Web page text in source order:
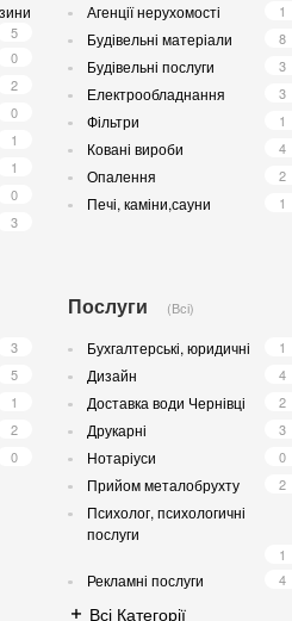
5
0
2
0
1
1
0
3
Агенції нерухомості 1
Будівельні матеріали 8
Будівельні послуги 3
Електрообладнання 3
Фільтри 1
Ковані вироби 4
Опалення 2
Печі, каміни,сауни 1
3
5
1
2
0
Послуги (Всі)
Бухгалтерські, юридичні 1
Дизайн 4
Доставка води Чернівці 2
Друкарні 3
Нотаріуси 0
Прийом металобрухту 2
Психолог, психологичні
послуги
1
Рекламні послуги 4
Всі Категорії